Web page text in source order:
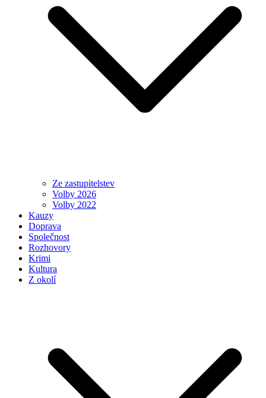
Ze zastupitelstev
Volby 2026
Volby 2022
Kauzy
Doprava
Společnost
Rozhovory
Krimi
Kultura
Z okolí